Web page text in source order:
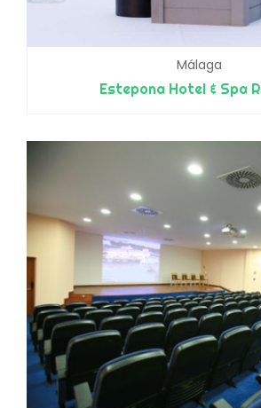
Málaga
Estepona Hotel & Spa